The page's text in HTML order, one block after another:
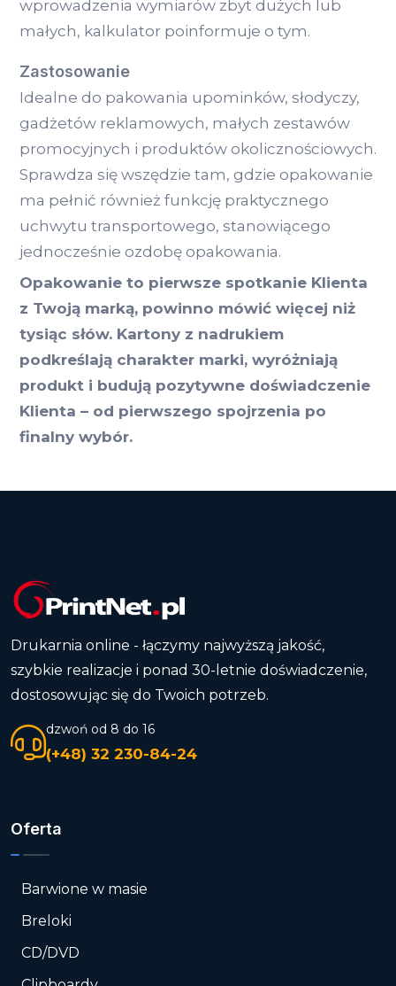
wprowadzenia wymiarów zbyt dużych lub
małych, kalkulator poinformuje o tym.
Zastosowanie
Idealne do pakowania upominków, słodyczy,
gadżetów reklamowych, małych zestawów
promocyjnych i produktów okolicznościowych.
Sprawdza się wszędzie tam, gdzie opakowanie
ma pełnić również funkcję praktycznego
uchwytu transportowego, stanowiącego
jednocześnie ozdobę opakowania.
Opakowanie to pierwsze spotkanie Klienta
z Twoją marką, powinno mówić więcej niż
tysiąc słów. Kartony z nadrukiem
podkreślają charakter marki, wyróżniają
produkt i budują pozytywne doświadczenie
Klienta – od pierwszego spojrzenia po
finalny wybór.
Drukarnia online - łączymy najwyższą jakość,
szybkie realizacje i ponad 30-letnie doświadczenie,
dostosowując się do Twoich potrzeb.
dzwoń od 8 do 16
(+48) 32 230-84-24
Oferta
Barwione w masie
Breloki
CD/DVD